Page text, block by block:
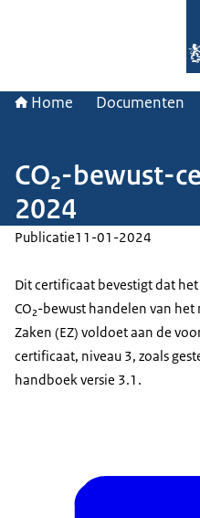
Home Documenten
CO₂-bewust-
2024
Publicatie11-01-2024
Dit certificaat bevestigt dat
CO₂-bewust handelen van
Zaken (EZ) voldoet aan de
certificaat, niveau 3, zoals
handboek versie 3.1.